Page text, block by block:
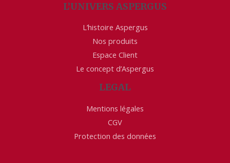
L’UNIVERS ASPERGUS
L’histoire Aspergus
Nos produits
Espace Client
Le concept d’Aspergus
LEGAL
Mentions légales
CGV
Protection des données